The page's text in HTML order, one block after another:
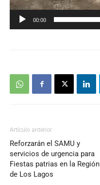
00:00
Artículo anterior
Reforzarán el SAMU y
servicios de urgencia para
Fiestas patrias en la Región
de Los Lagos